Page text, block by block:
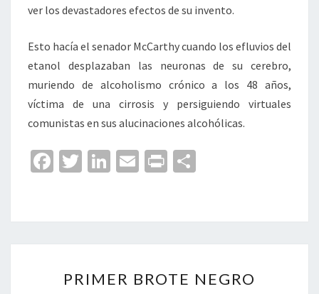
ver los devastadores efectos de su invento.
Esto hacía el senador McCarthy cuando los efluvios del
etanol desplazaban las neuronas de su cerebro,
muriendo de alcoholismo crónico a los 48 años,
víctima de una cirrosis y persiguiendo virtuales
comunistas en sus alucinaciones alcohólicas.
Fa
o
o
T
er
Li
dI
n
E
l
Pr
p
ar
tir
BROTE
PRIMER BROTE NEGRO